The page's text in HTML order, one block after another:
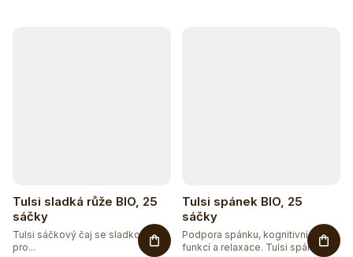
Tulsi sladká růže BIO, 25
sáčky
Tulsi sáčkový čaj se sladkou růží
pro...
Tulsi spánek BIO, 25
sáčky
Podpora spánku, kognitivních
funkcí a relaxace. Tulsi spánek...